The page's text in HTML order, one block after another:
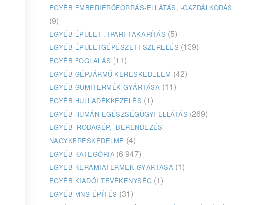
EGYÉB EMBERIERŐFORRÁS-ELLÁTÁS, -GAZDÁLKODÁS
(9)
EGYÉB ÉPÜLET-, IPARI TAKARÍTÁS (5)
EGYÉB ÉPÜLETGÉPÉSZETI SZERELÉS (139)
EGYÉB FOGLALÁS (11)
EGYÉB GÉPJÁRMŰ-KERESKEDELEM (42)
EGYÉB GUMITERMÉK GYÁRTÁSA (11)
EGYÉB HULLADÉKKEZELÉS (1)
EGYÉB HUMÁN-EGÉSZSÉGÜGYI ELLÁTÁS (269)
EGYÉB IRODAGÉP, -BERENDEZÉS
NAGYKERESKEDELME (4)
EGYÉB KATEGÓRIA (6 947)
EGYÉB KERÁMIATERMÉK GYÁRTÁSA (1)
EGYÉB KIADÓI TEVÉKENYSÉG (1)
EGYÉB MNS ÉPÍTÉS (31)